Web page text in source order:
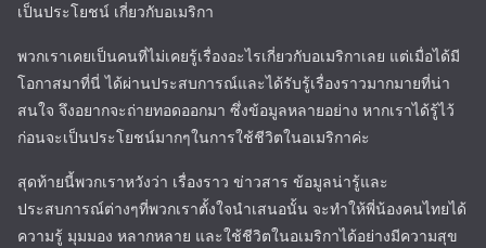
เป็นประโยชน์ เกี่ยวกับอเมริกา
พวกเราเคยเป็นคนที่ไม่เคยรู้เรื่องอะไรเกี่ยวกับอเมริกาเลย แต่เมื่อได้มี
โอกาสมาที่นี่ ได้ผ่านประสบการณ์และได้รับรู้เรื่องราวมากมายที่น่า
สนใจ จึงอยากจะถ่ายทอดออกมา ซึ่งข้อมูลหลายอย่าง หากเราได้รู้ไว้
ก่อนจะเป็นประโยชน์มากๆในการใช้ชีวิตในอเมริกาค่ะ
สุดท้ายนี้พวกเราหวังว่า เรื่องราว ข่าวสาร ข้อมูลน่ารู้และ
ประสบการณ์ต่างๆที่พวกเราตั้งใจนำเสนอนั้น จะทำให้พี่น้องคนไทยได้
ความรู้ มุมมอง หลากหลาย และใช้ชีวิตในอเมริกาได้อย่างมีความสุข